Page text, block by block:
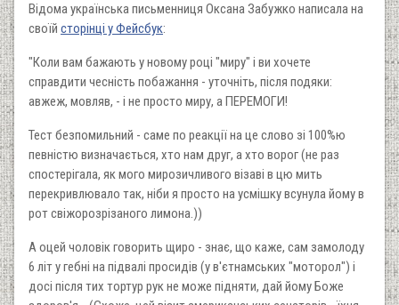
Відома українська письменниця Оксана Забужко написала на
своїй сторінці у Фейсбук:
"Коли вам бажають у новому році "миру" і ви хочете
справдити чесність побажання - уточніть, після подяки:
авжеж, мовляв, - і не просто миру, а ПЕРЕМОГИ!
Тест безпомильний - саме по реакції на це слово зі 100%ю
певністю визначається, хто нам друг, а хто ворог (не раз
спостерігала, як мого мирозичливого візаві в цю мить
перекривлювало так, ніби я просто на усмішку всунула йому в
рот свіжорозрізаного лимона.))
А оцей чоловік говорить щиро - знає, що каже, сам замолоду
6 літ у гебні на підвалі просидів (у в'єтнамських "моторол") і
досі після тих тортур рук не може підняти, дай йому Боже